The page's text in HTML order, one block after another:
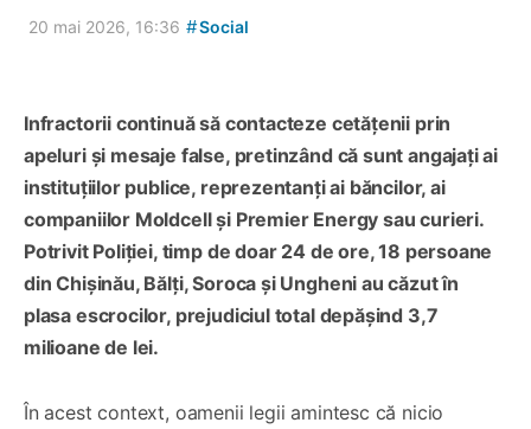
20 mai 2026, 16:36 #Social
Infractorii continuă să contacteze cetățenii prin
apeluri și mesaje false, pretinzând că sunt angajați ai
instituțiilor publice, reprezentanți ai băncilor, ai
companiilor Moldcell și Premier Energy sau curieri.
Potrivit Poliției, timp de doar 24 de ore, 18 persoane
din Chișinău, Bălți, Soroca și Ungheni au căzut în
plasa escrocilor, prejudiciul total depășind 3,7
milioane de lei.
În acest context, oamenii legii amintesc că nicio